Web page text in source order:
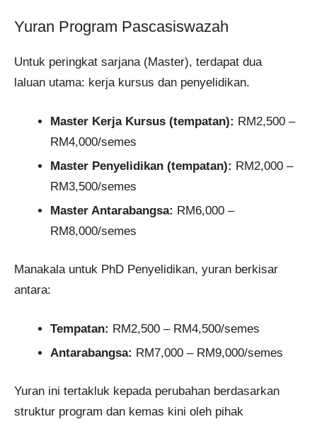
Yuran Program Pascasiswazah
Untuk peringkat sarjana (Master), terdapat dua
laluan utama: kerja kursus dan penyelidikan.
Master Kerja Kursus (tempatan): RM2,500 –
RM4,000/semes
Master Penyelidikan (tempatan): RM2,000 –
RM3,500/semes
Master Antarabangsa: RM6,000 –
RM8,000/semes
Manakala untuk PhD Penyelidikan, yuran berkisar
antara:
Tempatan: RM2,500 – RM4,500/semes
Antarabangsa: RM7,000 – RM9,000/semes
Yuran ini tertakluk kepada perubahan berdasarkan
struktur program dan kemas kini oleh pihak